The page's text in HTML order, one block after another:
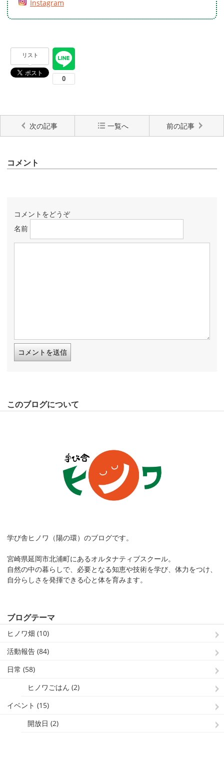
Instagram
リスト
次の記事 一覧へ 前の記事
コメント
コメントをどうぞ
名前
このブログについて
学び舎ヒノワ（陽の環）のブログです。
宮崎県延岡市北浦町にあるオルタナティブスクール。
自然の中の暮らしで、必要となる知恵や技術を学び、体力をつけ、
自分らしさを発揮できる心と体を育みます。
ブログテーマ
ヒノワ畑 (10)
活動報告 (84)
日常 (58)
ヒノワごはん (2)
イベント (15)
開放日 (2)